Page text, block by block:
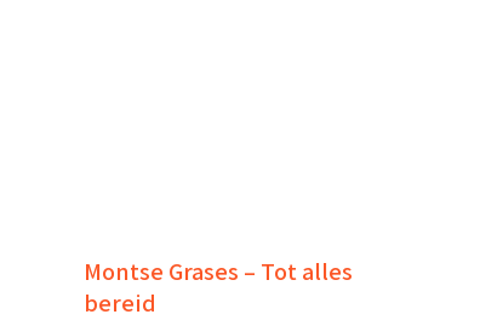
Montse Grases – Tot alles
bereid